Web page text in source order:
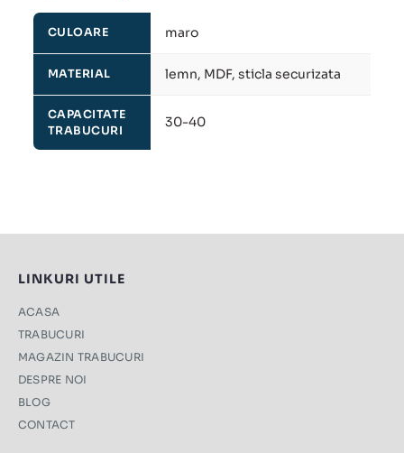
CULOARE maro
MATERIAL lemn, MDF, sticla securizata
CAPACITATE
TRABUCURI
30-40
LINKURI UTILE
ACASA
TRABUCURI
MAGAZIN TRABUCURI
DESPRE NOI
BLOG
CONTACT